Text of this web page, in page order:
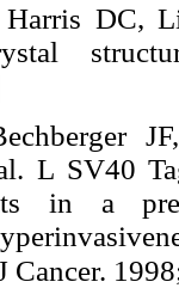
DC,
L SV40
in a
Cancer.